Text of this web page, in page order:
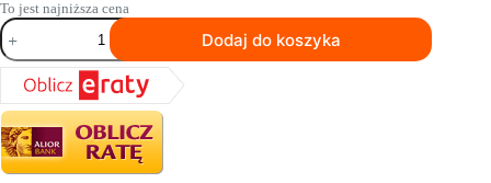
To jest najniższa cena
ilość
Tarcze
diamentowe
HUSQVARNA
ELITE-
CUT
F525
800W
4,5mm
Dodaj do koszyka